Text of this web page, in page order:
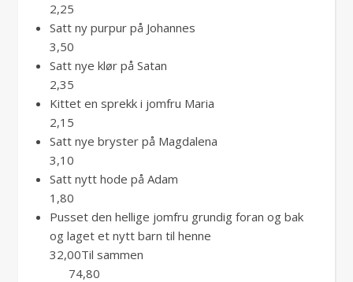
2,25
Satt ny purpur på Johannes
3,50
Satt nye klør på Satan
2,35
Kittet en sprekk i jomfru Maria
2,15
Satt nye bryster på Magdalena
3,10
Satt nytt hode på Adam
1,80
Pusset den hellige jomfru grundig foran og bak
og laget et nytt barn til henne
32,00Til sammen
74,80